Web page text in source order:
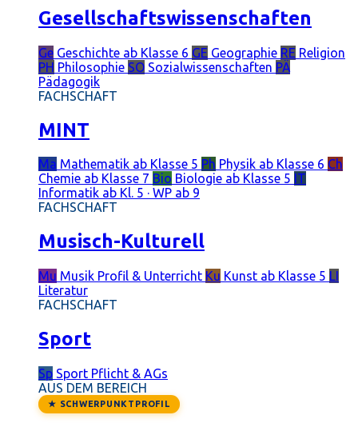
Gesellschaftswissenschaften
Ge Geschichte ab Klasse 6 GE Geographie RE Religion
PH Philosophie SO Sozialwissenschaften PÄ
Pädagogik
FACHSCHAFT
MINT
Ma Mathematik ab Klasse 5 Ph Physik ab Klasse 6 Ch
Chemie ab Klasse 7 Bio Biologie ab Klasse 5 IT
Informatik ab Kl. 5 · WP ab 9
FACHSCHAFT
Musisch-Kulturell
Mu Musik Profil & Unterricht Ku Kunst ab Klasse 5 LI
Literatur
FACHSCHAFT
Sport
Sp Sport Pflicht & AGs
AUS DEM BEREICH
★ SCHWERPUNKTPROFIL